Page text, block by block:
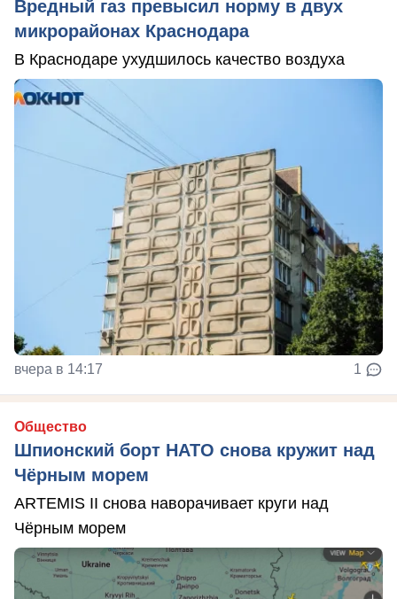
Вредный газ превысил норму в двух
микрорайонах Краснодара
В Краснодаре ухудшилось качество воздуха
вчера в 14:17 1
Общество
Шпионский борт НАТО снова кружит над
Чёрным морем
ARTEMIS II снова наворачивает круги над
Чёрным морем